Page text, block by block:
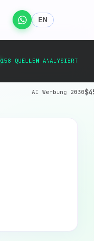
EN
158 QUELLEN ANALYSIERT
AI Werbung 2030